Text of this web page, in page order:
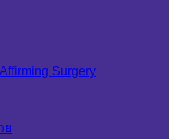
Surgery
ย